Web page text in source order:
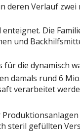
Verlauf
Die
und
die dynamisch
damals rund 6
verarbeitet
steril gefüllten